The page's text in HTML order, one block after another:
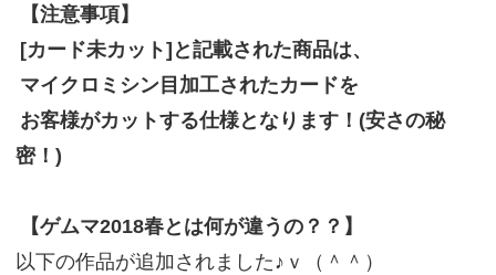
【注意事項】
[カード未カット]と記載された商品は、
マイクロミシン目加工されたカードを
お客様がカットする仕様となります！(安さの秘
密！)
【ゲムマ2018春とは何が違うの？？】
以下の作品が追加されました♪ｖ（＾＾）